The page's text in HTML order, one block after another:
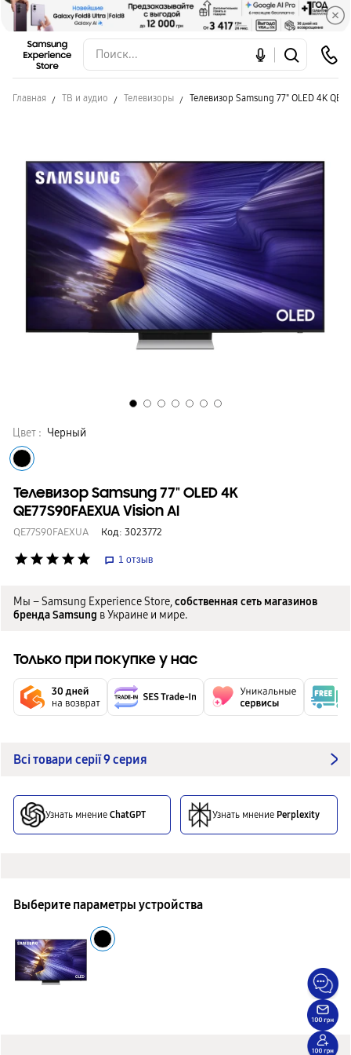
Главная ТВ и аудио Телевизоры Телевизор Samsung 77" OLED 4K
Цвет : Черный
Телевизор Samsung 77" OLED 4K
QE77S90FAEXUA Vision AI
QE77S90FAEXUA Код: 3023772
star star star star star 1 отзыв
Мы – Samsung Experience Store,собственная сеть магазинов
бренда Samsung в Украине и мире.
Только при покупке у нас
Всі товари серії 9 серия
Узнать мнение ChatGPT Узнать мнение Perplexity
Выберите параметры устройства